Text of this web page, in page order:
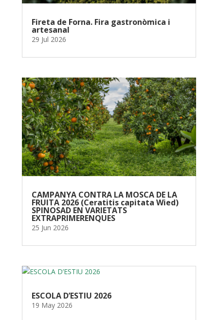
Fireta de Forna. Fira gastronòmica i
artesanal
29 Jul 2026
CAMPANYA CONTRA LA MOSCA DE LA
FRUITA 2026 (Ceratitis capitata Wied)
SPINOSAD EN VARIETATS
EXTRAPRIMERENQUES
25 Jun 2026
ESCOLA D’ESTIU 2026
19 May 2026